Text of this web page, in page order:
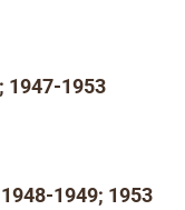
1947-1953
1949; 1953